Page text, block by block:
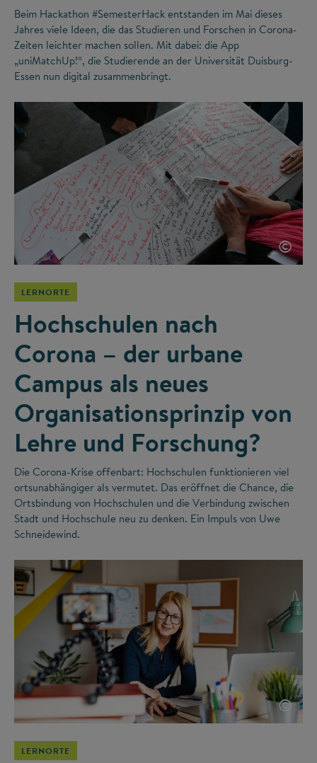
Beim Hackathon #SemesterHack entstanden im Mai dieses
Jahres viele Ideen, die das Studieren und Forschen in Corona-
Zeiten leichter machen sollen. Mit dabei: die App
„uniMatchUp!“, die Studierende an der Universität Duisburg-
Essen nun digital zusammenbringt.
©
LERNORTE
Hochschulen nach
Corona – der urbane
Campus als neues
Organisationsprinzip von
Lehre und Forschung?
Die Corona-Krise offenbart: Hochschulen funktionieren viel
ortsunabhängiger als vermutet. Das eröffnet die Chance, die
Ortsbindung von Hochschulen und die Verbindung zwischen
Stadt und Hochschule neu zu denken. Ein Impuls von Uwe
Schneidewind.
©
LERNORTE